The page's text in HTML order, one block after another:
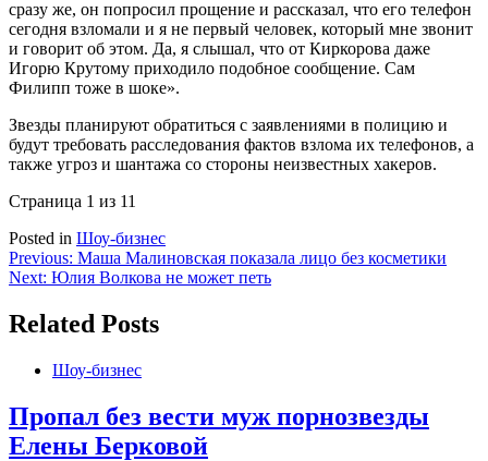
сразу же, он попросил прощение и рассказал, что его телефон
сегодня взломали и я не первый человек, который мне звонит
и говорит об этом. Да, я слышал, что от Киркорова даже
Игорю Крутому приходило подобное сообщение. Сам
Филипп тоже в шоке».
Звезды планируют обратиться с заявлениями в полицию и
будут требовать расследования фактов взлома их телефонов, а
также угроз и шантажа со стороны неизвестных хакеров.
Страница 1 из 11
Posted in Шоу-бизнес
Навигация
по
записям
Previous: Маша Малиновская показала лицо без косметики
Next: Юлия Волкова не может петь
Related Posts
Шоу-бизнес
Пропал без вести муж порнозвезды
Елены Берковой